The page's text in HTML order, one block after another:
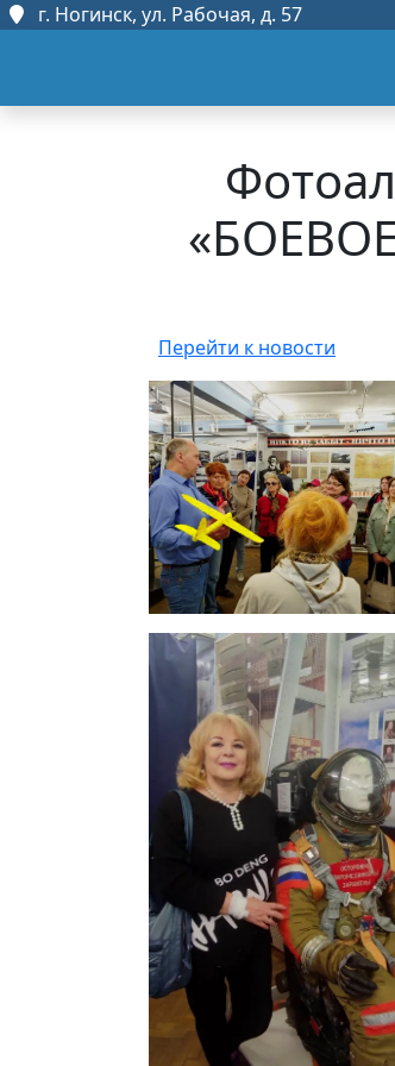
г. Ногинск, ул. Рабочая, д. 57
Перейти к новости